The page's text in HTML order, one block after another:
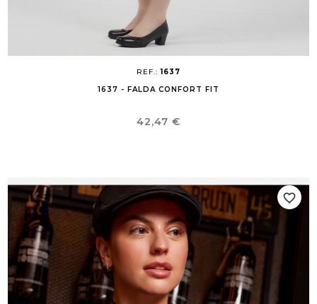
REF.:1637
1637 - FALDA CONFORT FIT
Precio
42,47 €
favorite_border